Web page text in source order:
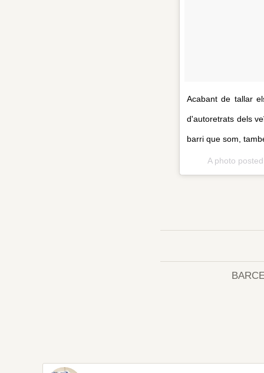
Acabant de tallar
d'autoretrats dels
barri que som,
A photo